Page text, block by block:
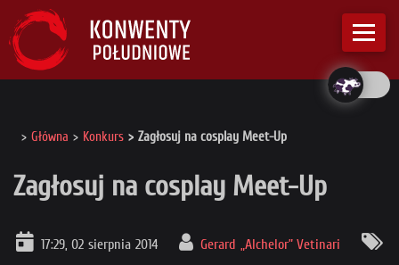
Główna Konkurs Zagłosuj na cosplay Meet-Up
Zagłosuj na cosplay Meet-Up
17:29, 02 sierpnia 2014
Gerard „Alchelor” Vetinari